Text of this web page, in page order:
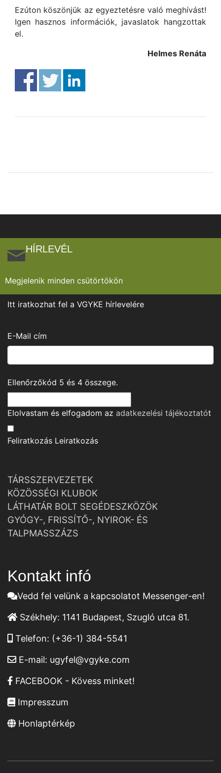
Ezúton köszönjük az egyeztetésre való meghívást!
Igen hasznos információk, javaslatok hangzottak
el.
Helmes Renáta
HÍRLEVÉL
Megjelenik minden csütörtökön
Itt iratkozhat fel a VGYKE hírlevelére
E-Mail cím
Ellenőrzőkód 5 és 4 összege.
Elolvastam és elfogadom az adatkezelési tájékoztatót
Feliratkozás Leiratkozás
TÁRSSZERVEZETEK
KÖZÖSSÉGI KLUBOK
LÁTHATÁR BOLT SEGÉDESZKÖZÖK
GYÓGY-, FRISSÍTŐ-, NYIROK- ÉS
TALPMASSZÁZS
Kontakt infó
Vedd fel velünk a kapcsolatot Messenger-en!
Székhely: 1141 Budapest, Szugló utca 81.
Telefon: (+36-1) 384-5541
E-mail: ugyfel@vgyke.com
FACEBOOK - Kövess minket!
Impresszum
Honlaptérkép